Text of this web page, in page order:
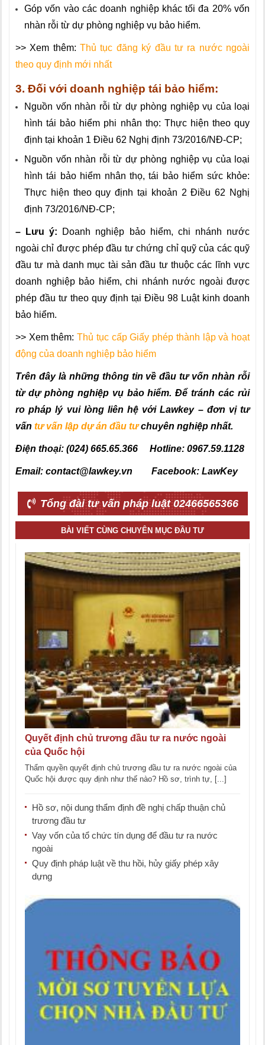
Góp vốn vào các doanh nghiệp khác tối đa 20% vốn
nhàn rỗi từ dự phòng nghiệp vụ bảo hiểm.
>> Xem thêm:Thủ tục đăng ký đầu tư ra nước ngoài
theo quy định mới nhất
3. Đối với doanh nghiệp tái bảo hiểm:
Nguồn vốn nhàn rỗi từ dự phòng nghiệp vụ của loại
hình tái bảo hiểm phi nhân thọ: Thực hiện theo quy
định tại khoản 1 Điều 62 Nghị định 73/2016/NĐ-CP;
Nguồn vốn nhàn rỗi từ dự phòng nghiệp vụ của loại
hình tái bảo hiểm nhân thọ, tái bảo hiểm sức khỏe:
Thực hiện theo quy định tại khoản 2 Điều 62 Nghị
định 73/2016/NĐ-CP;
– Lưu ý: Doanh nghiệp bảo hiểm, chi nhánh nước
ngoài chỉ được phép đầu tư chứng chỉ quỹ của các quỹ
đầu tư mà danh mục tài sản đầu tư thuộc các lĩnh vực
doanh nghiệp bảo hiểm, chi nhánh nước ngoài được
phép đầu tư theo quy định tại Điều 98 Luật kinh doanh
bảo hiểm.
>> Xem thêm: Thủ tục cấp Giấy phép thành lập và hoạt
động của doanh nghiệp bảo hiểm
Trên đây là những thông tin về đầu tư vốn nhàn rỗi
từ dự phòng nghiệp vụ bảo hiểm.Để tránh các rủi
ro pháp lý vui lòng liên hệ với Lawkey – đơn vị tư
vấn tư vấn lập dự án đầu tưchuyên nghiệp nhất.
Điện thoại: (024) 665.65.366 Hotline: 0967.59.1128
Email: contact@lawkey.vn Facebook: LawKey
Tổng đài tư vấn pháp luật 02466565366
BÀI VIẾT CÙNG CHUYÊN MỤC ĐẦU TƯ
Quyết định chủ trương đầu tư ra nước ngoài
của Quốc hội
Thẩm quyền quyết định chủ trương đầu tư ra nước ngoài của
Quốc hội được quy định như thế nào? Hồ sơ, trình tự, [...]
Hồ sơ, nội dung thẩm định đề nghị chấp thuận chủ
trương đầu tư
Vay vốn của tổ chức tín dụng để đầu tư ra nước
ngoài
Quy định pháp luật về thu hồi, hủy giấy phép xây
dựng